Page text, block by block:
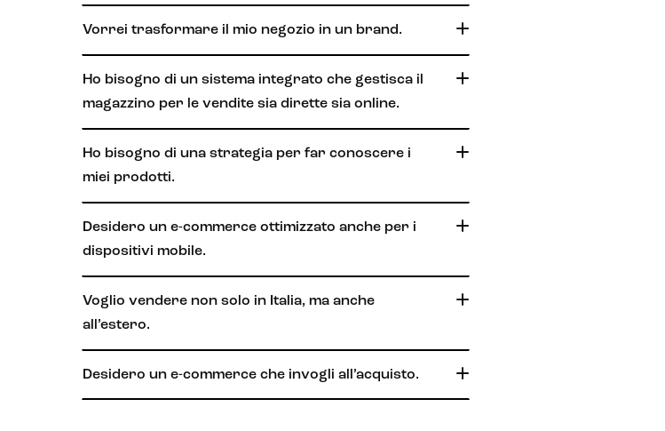
Vorrei trasformare il mio negozio in un brand.
Ho bisogno di un sistema integrato che gestisca il
magazzino per le vendite sia dirette sia online.
Ho bisogno di una strategia per far conoscere i
miei prodotti.
Desidero un e-commerce ottimizzato anche per i
dispositivi mobile.
Voglio vendere non solo in Italia, ma anche
all’estero.
Desidero un e-commerce che invogli all’acquisto.